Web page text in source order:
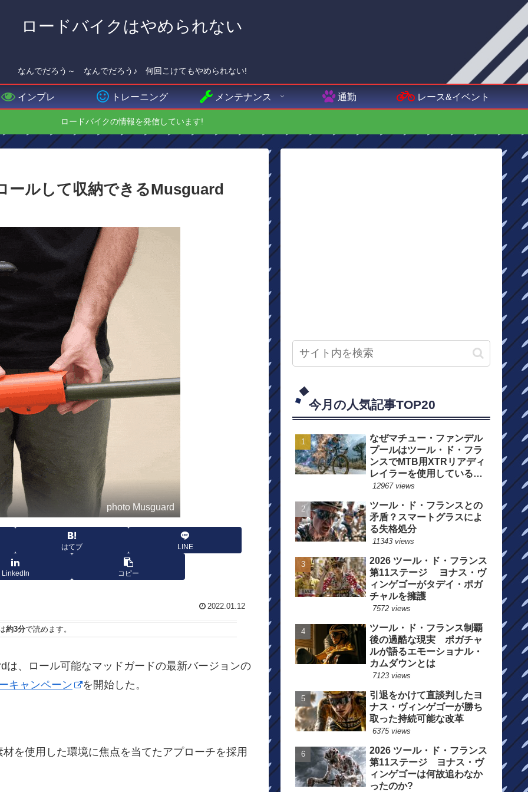
ロードバイクはやめられない
なんでだろう～ なんでだろう♪ 何回こけてもやめられない!
インプレ トレーニング メンテナンス 通勤 レース&イベント
ロードバイクの情報を発信しています!
ールして収納できるMusguard
photo Musguard
はてブ LINE
LinkedIn コピー
2022.01.12
約3分で読めます。
、ロール可能なマッドガードの最新バージョンの
キャンペーン
を開始した。
を使用した環境に焦点を当てたアプローチを採用
今月の人気記事TOP20
なぜマチュー・ファンデル
プールはツール・ド・フラ
ンスでMTB用XTRリアディ
レイラーを使用しているの
か？
12967 views
ツール・ド・フランスとの
矛盾？スマートグラスによ
る失格処分
11343 views
2026 ツール・ド・フランス
第11ステージ ヨナス・ヴ
ィンゲゴーがタデイ・ポガ
チャルを擁護
7572 views
ツール・ド・フランス制覇
後の過酷な現実 ポガチャ
ルが語るエモーショナル・
カムダウンとは
7123 views
引退をかけて直談判したヨ
ナス・ヴィンゲゴーが勝ち
取った持続可能な改革
6375 views
2026 ツール・ド・フランス
第11ステージ ヨナス・ヴ
ィンゲゴーは何故追わなか
ったのか?